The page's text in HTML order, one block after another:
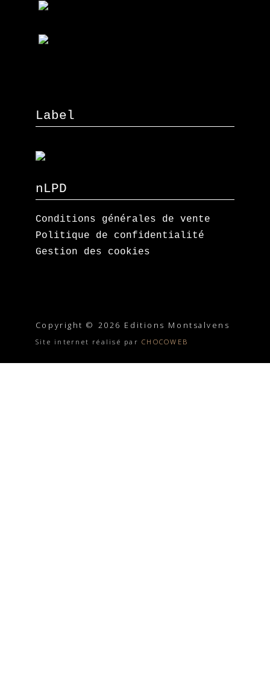
Label
nLPD
Conditions générales de vente
Politique de confidentialité
Gestion des cookies
Copyright © 2026 Editions Montsalvens
Site internet réalisé parCHOCOWEB